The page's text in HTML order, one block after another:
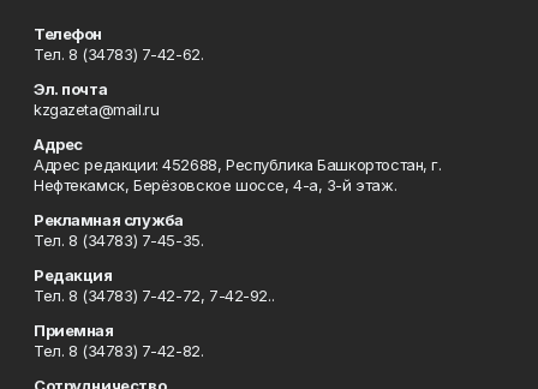
Телефон
Тел. 8 (34783) 7-42-62.
Эл. почта
kzgazeta@mail.ru
Адрес
Адрес редакции: 452688, Республика Башкортостан, г.
Нефтекамск, Берёзовское шоссе, 4-а, 3-й этаж.
Рекламная служба
Тел. 8 (34783) 7-45-35.
Редакция
Тел. 8 (34783) 7-42-72, 7-42-92..
Приемная
Тел. 8 (34783) 7-42-82.